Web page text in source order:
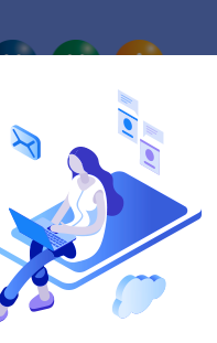
Zérotracas